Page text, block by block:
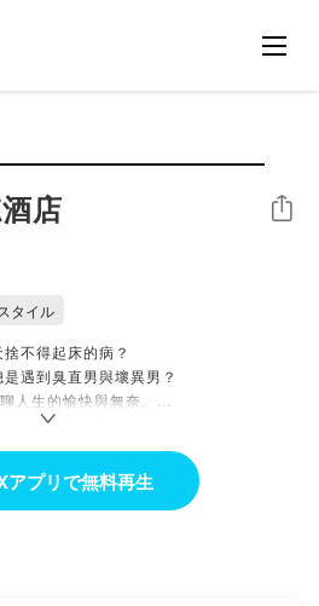
店 シェア
タイル
不得起床的病？
遇到臭直男與壞異男？
人生的愉快與無奈。
的男男女女們共同錄製，
趣事、小故事。
工作者。
アプリで無料再生